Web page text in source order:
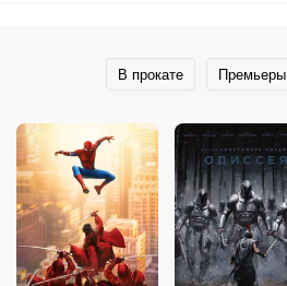
В прокате Премьеры